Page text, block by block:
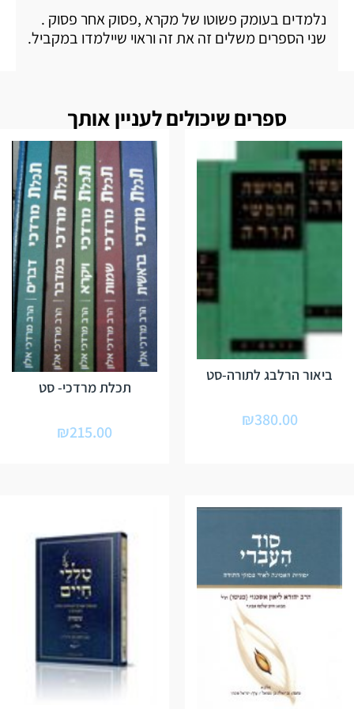
נלמדים בעומק פשוטו של מקרא ,פסוק אחר פסוק .
שני הספרים משלים זה את זה וראוי שיילמדו במקביל.
ספרים שיכולים לעניין אותך
ביאור הרלבג לתורה-סט
₪380.00
תכלת מרדכי- סט
₪215.00